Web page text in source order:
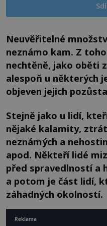
Neuvěřitelné
neznámo kam. Z
nechtěně, jako oběti
alespoň u některých
objeven jejich
Stejně jako u lidí,
nějaké kalamity,
neznámých a
apod. Někteří lidé
před spravedlností a
a potom je část lidí,
záhadných okolností.
Reklama